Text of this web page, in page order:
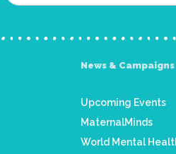
News & Campaigns
Upcoming Events
MaternalMinds
World Mental